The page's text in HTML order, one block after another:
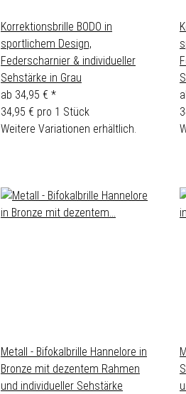
Korrektionsbrille BODO in
sportlichem Design,
Federscharnier & individueller
Sehstärke in Grau
ab 34,95 € *
34,95 € pro 1 Stück
Weitere Variationen erhältlich.
Metall - Bifokalbrille Hannelore in
Bronze mit dezentem Rahmen
und individueller Sehstärke